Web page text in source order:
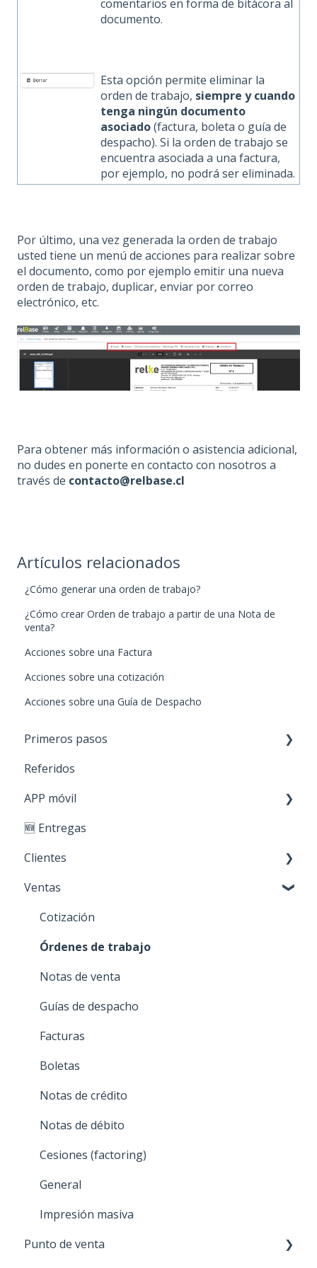
comentarios en forma de bitácora al
documento.
Esta opción permite eliminar la
orden de trabajo, siempre y cuando
tenga ningún documento
asociado(factura, boleta o guía de
despacho). Si la orden de trabajo se
encuentra asociada a una factura,
por ejemplo, no podrá ser eliminada.
Por último, una vez generada la orden de trabajo
usted tiene un menú de acciones para realizar sobre
el documento, como por ejemplo emitir una nueva
orden de trabajo, duplicar, enviar por correo
electrónico, etc.
Para obtener más información o asistencia adicional,
no dudes en ponerte en contacto con nosotros a
través de contacto@relbase.cl
Artículos relacionados
¿Cómo generar una orden de trabajo?
¿Cómo crear Orden de trabajo a partir de una Nota de
venta?
Acciones sobre una Factura
Acciones sobre una cotización
Acciones sobre una Guía de Despacho
Primeros pasos
Paso 1: Nuevos productos
Paso 2: Carga de stock
Paso 3: Crear clientes
Paso 4: Realizar ventas
Personaliza tu cuenta
Referidos
APP móvil
Primeros Pasos
🆕 Entregas
Clientes
Creación y edición
Acciones sobre mis clientes
Ventas
Cotización
Órdenes de trabajo
Notas de venta
Guías de despacho
Facturas
Boletas
Notas de crédito
Notas de débito
Cesiones (factoring)
General
Impresión masiva
Punto de venta